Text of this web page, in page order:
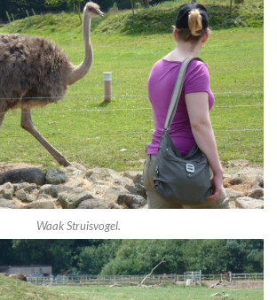
Waak Struisvogel.